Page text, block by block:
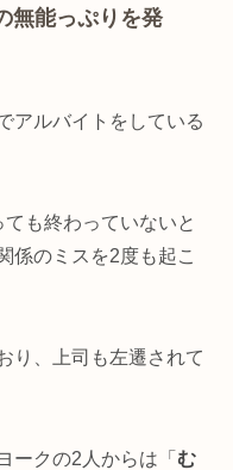
無能っぷりを発
アルバイトをしている
も終わっていないと
係のミスを2度も起こ
り、上司も左遷されて
ークの2人からは「 む